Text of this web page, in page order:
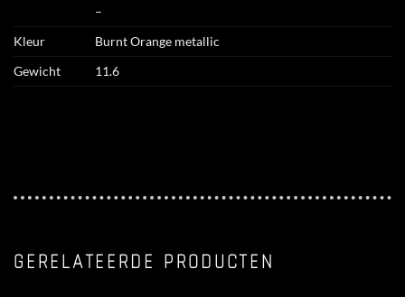
–
Kleur
Burnt Orange metallic
Gewicht
11.6
GERELATEERDE PRODUCTEN